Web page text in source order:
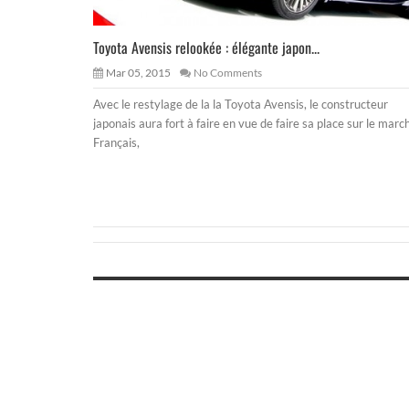
Toyota Avensis relookée : élégante japon...
Mar 05, 2015 No Comments
Avec le restylage de la la Toyota Avensis, le constructeur
japonais aura fort à faire en vue de faire sa place sur le
Français,